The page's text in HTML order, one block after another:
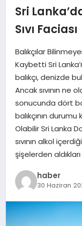
YAŞAM
EKONOMI
GÜNDEM
MAGAZIN
SAĞLIK
TEKNOLOJI
Sri
Sıvı Faciası
Balıkçılar
Kaybetti Sri
balıkçı, denizde
Ancak sıvının ne
sonucunda dört
balıkçının
Olabilir Sri Lanka
sıvının alkol
şişelerden
haber
30 Haziran